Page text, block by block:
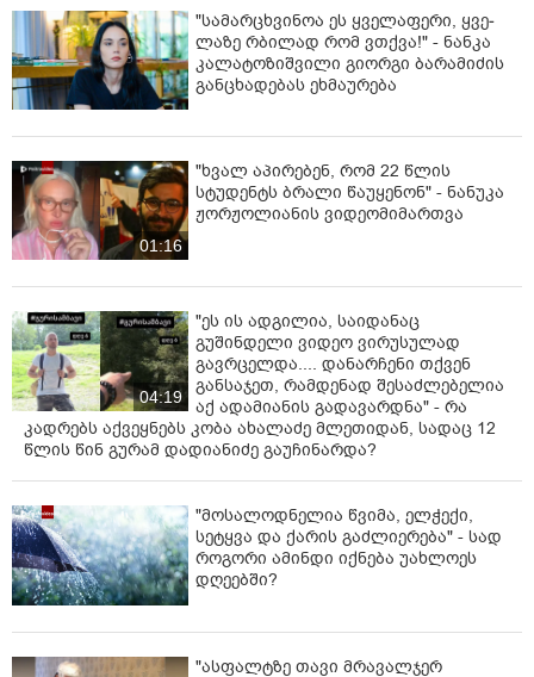
მოიცავდა საქართველოსა და რეგიონში, მათ შორის
მეზობელ ქვეყნებში, მიმდინარე პოლიტიკურ-
ეკონომიკური პროცესების, ძალოვან უწყებებსა და
უსაფრთხოების სტრუქტურებში არსებული ვითარების
შესახებ სპეცსამსახურებისთვის საინტერესო
მონაცემებს.
განსაკუთრებით მნიშვნელოვანი და საყურადღებოა,
რომ დაკავებული, ონლაინპლატფორმის საფარით,
უცხო ქვეყნის სპეცსამსახურის დავალებების
შესაბამისად, მართავდა სხვადასხვა პირისგან
შემდგარ სადაზვერვო ქსელს, კოორდინაციას უწევდა
მათ საქმიანობას და უზრუნველყოფდა მიღებული
ინფორმაციის შეგროვებასა და გადაცემას. ასევე,
ახორციელებდა სპეცსამსახურებისგან მიღებული
თანხების განაწილებას სადაზვერვო ქსელის წევრებს
შორის, აძლევდა მათ შესაბამის დავალებებს და
აკონტროლებდა შესრულების პროცესს.
გარდა ამისა, უცხო ქვეყნის სპეცსამსახურის
წარმომადგენლის დავალებითა და დაფინანსებით,
დაკავებული პირი პერიოდულად გადადიოდა სხვა
ქვეყნებშიც და იქ არსებული კავშირების მეშვეობით,
უცხო ქვეყნის სპეცსამსახურის დაინტერესების
შესაბამისად, მოიპოვებდა სადაზვერვო ხასიათის
ინფორმაციას.
საქმეზე გამოძიება საქართველოს სისხლის
"სა­მარ­ცხვი­ნოა ეს ყვე­ლა­ფე­რი, ყვე­
ლა­ზე რბი­ლად რომ ვთქვა!" - ნანკა
კალატოზიშვილი გიორგი ბარამიძის
განცხადებას ეხმაურება
01:16
"ხვალ აპირებენ, რომ 22 წლის
სტუდენტს ბრალი წაუყენონ" - ნანუკა
ჟორჟოლიანის ვიდეომიმართვა
04:19
"ეს ის ადგილია, საიდანაც
გუშინდელი ვიდეო ვირუსულად
გავრცელდა.... დანარჩენი თქვენ
განსაჯეთ, რამდენად შესაძლებელია
აქ ადამიანის გადავარდნა" - რა
კადრებს აქვეყნებს კობა ახალაძე მლეთიდან, სადაც 12
წლის წინ გურამ დადიანიძე გაუჩინარდა?
"მოსალოდნელია წვიმა, ელჭექი,
სეტყვა და ქარის გაძლიერება" - სად
როგორი ამინდი იქნება უახლოეს
დღეებში?
"ასფალტზე თავი მრავალჯერ